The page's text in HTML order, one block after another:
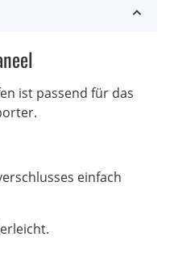
ist passend für das
einfach